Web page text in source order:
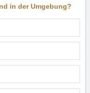
in der Umgebung?